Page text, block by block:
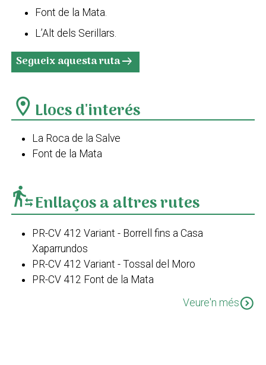
Font de la Mata.
L’Alt dels Serillars.
Segueix aquesta rutaarrow_right_alt
location_on Llocs d'interés
La Roca de la Salve
Font de la Mata
transfer_within_a_stationEnllaços a altres rutes
PR-CV 412 Variant - Borrell fins a Casa
Xaparrundos
PR-CV 412 Variant - Tossal del Moro
PR-CV 412 Font de la Mata
GR 330 Cost Blanca Interior Etapa 2: De Gata de
Veure'n mésexpand_circle_down